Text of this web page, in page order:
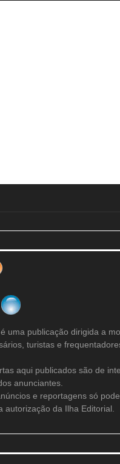
uma publicação dirigida a
turistas e
aqui publicados são de
anunciantes.
e reportagens só
autorização da Ilha Editorial.